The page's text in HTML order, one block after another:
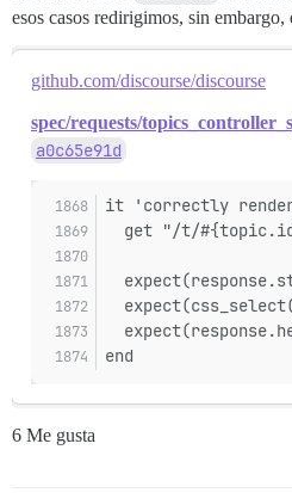
esos casos redirigimos, sin
github.com/discourse/discourse
spec/requests/
a0c65e91d
it 'correctly
get "/t/
end
6 Me gusta